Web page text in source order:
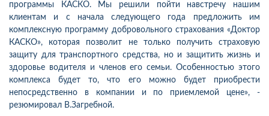
программы КАСКО. Мы решили пойти навстречу нашим
клиентам и с начала следующего года предложить им
комплексную программу добровольного страхования «Доктор
КАСКО», которая позволит не только получить страховую
защиту для транспортного средства, но и защитить жизнь и
здоровье водителя и членов его семьи. Особенностью этого
комплекса будет то, что его можно будет приобрести
непосредственно в компании и по приемлемой цене», -
резюмировал В.Загребной.